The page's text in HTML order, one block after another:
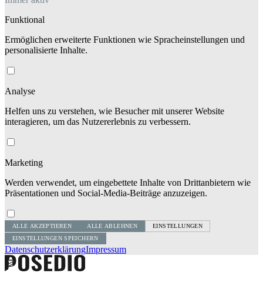
Funktional
Ermöglichen erweiterte Funktionen wie Spracheinstellungen und
personalisierte Inhalte.
Analyse
Helfen uns zu verstehen, wie Besucher mit unserer Website
interagieren, um das Nutzererlebnis zu verbessern.
Marketing
Werden verwendet, um eingebettete Inhalte von Drittanbietern wie
Präsentationen und Social-Media-Beiträge anzuzeigen.
ALLE AKZEPTIEREN ALLE ABLEHNEN EINSTELLUNGEN
EINSTELLUNGEN SPEICHERN
DatenschutzerklärungImpressum